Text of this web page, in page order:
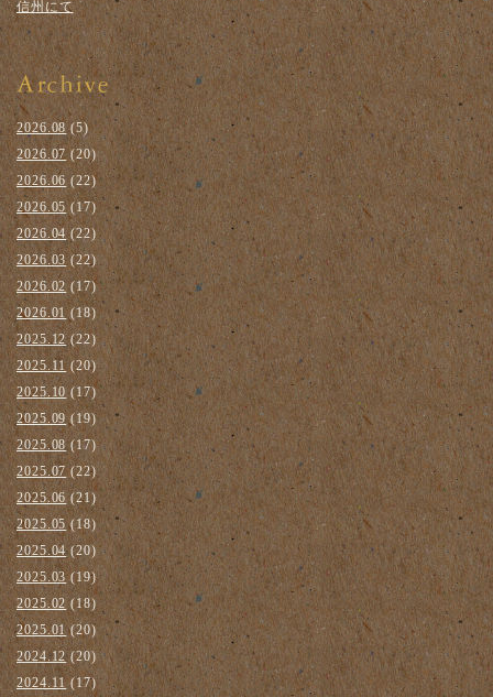
信州にて
2026.08(5)
2026.07(20)
2026.06 (22)
2026.05(17)
2026.04(22)
2026.03(22)
2026.02 (17)
2026.01(18)
2025.12(22)
2025.11(20)
2025.10(17)
2025.09(19)
2025.08(17)
2025.07(22)
2025.06(21)
2025.05 (18)
2025.04(20)
2025.03(19)
2025.02(18)
2025.01 (20)
2024.12(20)
2024.11 (17)